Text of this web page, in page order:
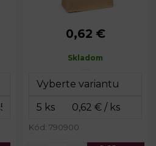
Rozmery:
26 x 32 x 12 cm
0,62 €
Skladom
Kód: 790900